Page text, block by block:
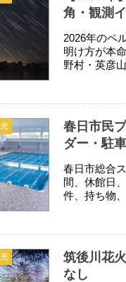
角・観測
2026年のペ
明け方が本
野村・英彦
春日市民
ダー・駐
春日市総合
間、休館日
件、持ち物
筑後川花
なし